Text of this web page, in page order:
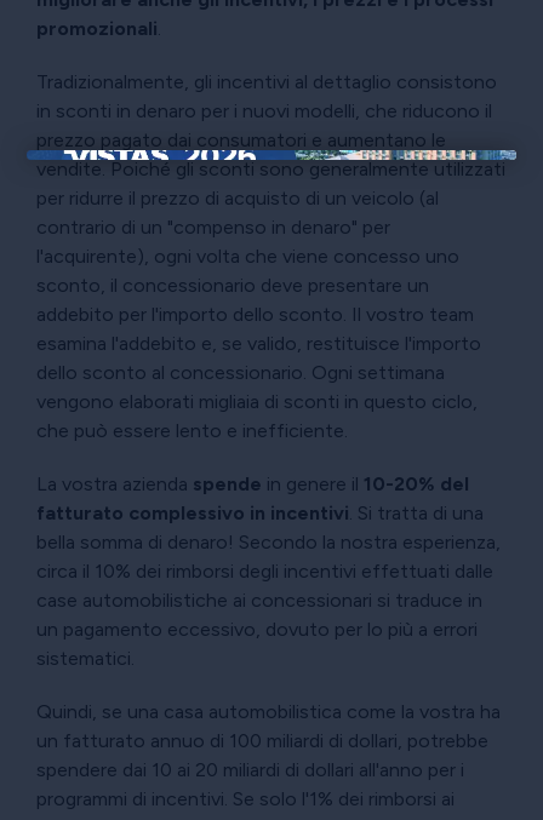
×
promozionali.
Tradizionalmente, gli incentivi al dettaglio consistono
in sconti in denaro per i nuovi modelli, che riducono il
prezzo pagato dai consumatori e aumentano le
vendite. Poiché gli sconti sono generalmente utilizzati
per ridurre il prezzo di acquisto di un veicolo (al
contrario di un "compenso in denaro" per
l'acquirente), ogni volta che viene concesso uno
sconto, il concessionario deve presentare un
addebito per l'importo dello sconto. Il vostro team
esamina l'addebito e, se valido, restituisce l'importo
dello sconto al concessionario. Ogni settimana
vengono elaborati migliaia di sconti in questo ciclo,
che può essere lento e inefficiente.
La vostra azienda spende in genere il 10-20% del
fatturato complessivo in incentivi. Si tratta di una
bella somma di denaro! Secondo la nostra esperienza,
circa il 10% dei rimborsi degli incentivi effettuati dalle
case automobilistiche ai concessionari si traduce in
un pagamento eccessivo, dovuto per lo più a errori
sistematici.
Quindi, se una casa automobilistica come la vostra ha
un fatturato annuo di 100 miliardi di dollari, potrebbe
spendere dai 10 ai 20 miliardi di dollari all'anno per i
programmi di incentivi. Se solo l'1% dei rimborsi ai